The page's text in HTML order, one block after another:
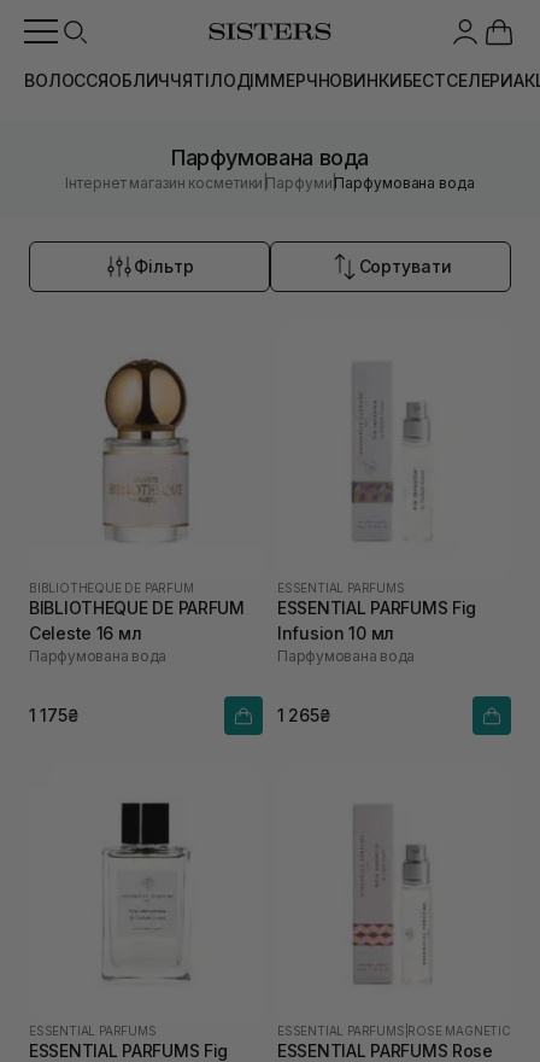
ВОЛОССЯОБЛИЧЧЯТІЛОДІММЕРЧНОВИНКИБЕСТСЕЛЕРИ
Парфумована вода
Інтернет магазин косметики |Парфуми |Парфумована вода
Фільтр Сортувати
BIBLIOTHEQUE DE PARFUM
BIBLIOTHEQUE DE PARFUM
Celeste 16 мл
Парфумована вода
1 175₴
ESSENTIAL PARFUMS
ESSENTIAL PARFUMS Fig
Infusion 10 мл
Парфумована вода
1 265₴
ESSENTIAL PARFUMS
ESSENTIAL PARFUMS Fig
ESSENTIAL PARFUMS ROSE MAGNETIC
ESSENTIAL PARFUMS Rose